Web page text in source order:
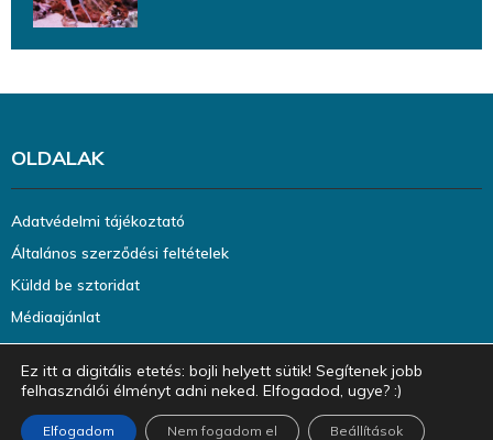
OLDALAK
Adatvédelmi tájékoztató
Általános szerződési feltételek
Küldd be sztoridat
Médiaajánlat
Ez itt a digitális etetés: bojli helyett sütik! Segítenek jobb
felhasználói élményt adni neked. Elfogadod, ugye? :)
Elfogadom Nem fogadom el Beállítások